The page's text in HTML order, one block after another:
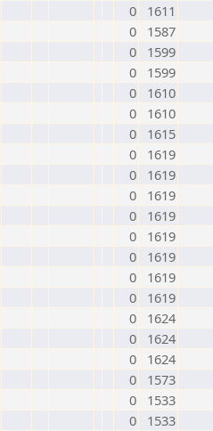
0
1611
0
1587
0
1599
0
1599
0
1610
0
1610
0
1615
0
1619
0
1619
0
1619
0
1619
0
1619
0
1619
0
1619
0
1619
0
1624
0
1624
0
1624
0
1573
0
1533
0
1533